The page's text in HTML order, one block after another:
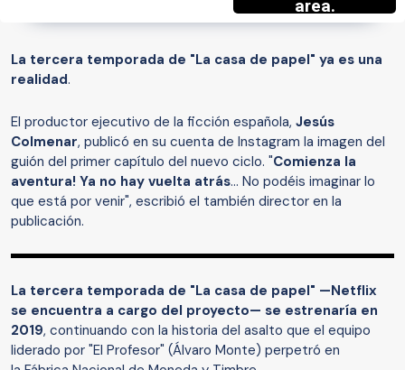
La tercera temporada de "La casa de papel" ya es una
realidad.
El productor ejecutivo de la ficción española, Jesús
Colmenar, publicó en su cuenta de Instagram la imagen del
guión del primer capítulo del nuevo ciclo. "Comienza la
aventura! Ya no hay vuelta atrás... No podéis imaginar lo
que está por venir", escribió el también director en la
publicación.
La tercera temporada de "La casa de papel" —Netflix
se encuentra a cargo del proyecto— se estrenaría en
2019, continuando con la historia del asalto que el equipo
liderado por "El Profesor" (Álvaro Monte) perpetró en